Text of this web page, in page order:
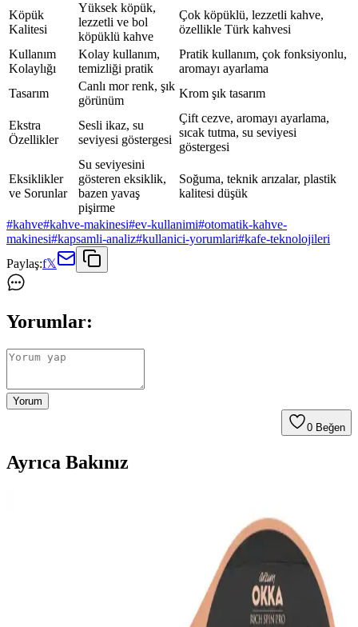
Köpük
Kalitesi
Yüksek köpük,
lezzetli ve bol
köpüklü kahve
Çok köpüklü, lezzetli kahve,
özellikle Türk kahvesi
Kullanım
Kolaylığı
Kolay kullanım,
temizliği pratik
Pratik kullanım, çok fonksiyonlu,
aromayı ayarlama
Tasarım
Canlı mor renk, şık
görünüm
Krom şık tasarım
Ekstra
Özellikler
Sesli ikaz, su
seviyesi göstergesi
Çift cezve, aromayı ayarlama,
sıcak tutma, su seviyesi
göstergesi
Eksiklikler
ve Sorunlar
Su seviyesini
gösteren eksiklik,
bazen yavaş
pişirme
Soğuma, teknik arızalar, plastik
kalitesi düşük
#kahve#kahve-makinesi#ev-kullanimi#otomatik-kahve-
makinesi#kapsamli-analiz#kullanici-yorumlari#kafe-teknolojileri
Paylaş:f𝕏
Yorumlar:
Yorum
0 Beğen
Ayrıca Bakınız
Kahve tutkunları için kullanım kolaylığı sağlayan pratik kahve
makineleri ve teknik özellikleri hakkında detaylı rehber.
Gelişmiş Elektronik Fonksiyonlara Sahip Kahve